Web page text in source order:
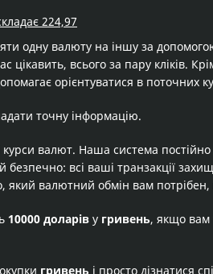
224,97
одну валюту на іншу за
цікавить, всього за пару кліків.
орієнтуватися в поточних
точну інформацію.
валют. Наша система
всі ваші транзакції
який валютний обмін вам
10000 доларів у гривень, якщо вам
гривень і просто дізнатися